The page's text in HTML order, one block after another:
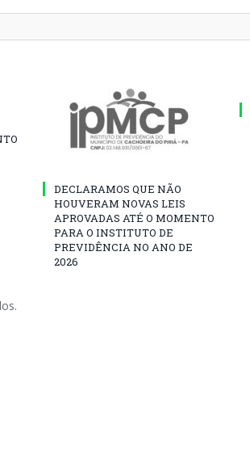
DECLARAMOS QUE NÃO
HOUVERAM NOVAS LEIS
APROVADAS ATÉ O MOMENTO
PARA O INSTITUTO DE
PREVIDÊNCIA NO ANO DE
2026